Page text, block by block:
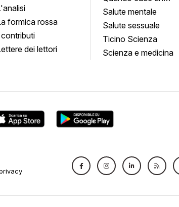
formica rossa
dei lettori
quadro
Salute mentale
Salute sessuale
Ticino Scienza
Scienza e medicina